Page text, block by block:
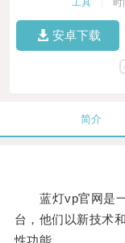
工具
安卓下载
简介
蓝灯vp官网是一
台，他们以新技术